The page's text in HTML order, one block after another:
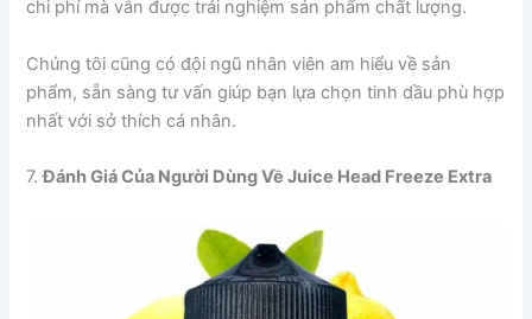
chi phí mà vẫn được trải nghiệm sản phẩm chất lượng.
Chúng tôi cũng có đội ngũ nhân viên am hiểu về sản
phẩm, sẵn sàng tư vấn giúp bạn lựa chọn tinh dầu phù hợp
nhất với sở thích cá nhân.
7.Đánh Giá Của Người Dùng Về Juice Head Freeze Extra